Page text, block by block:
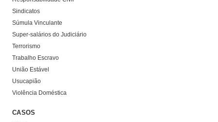
Sindicatos
Súmula Vinculante
Super-salários do Judiciário
Terrorismo
Trabalho Escravo
União Estável
Usucapião
Violência Doméstica
CASOS